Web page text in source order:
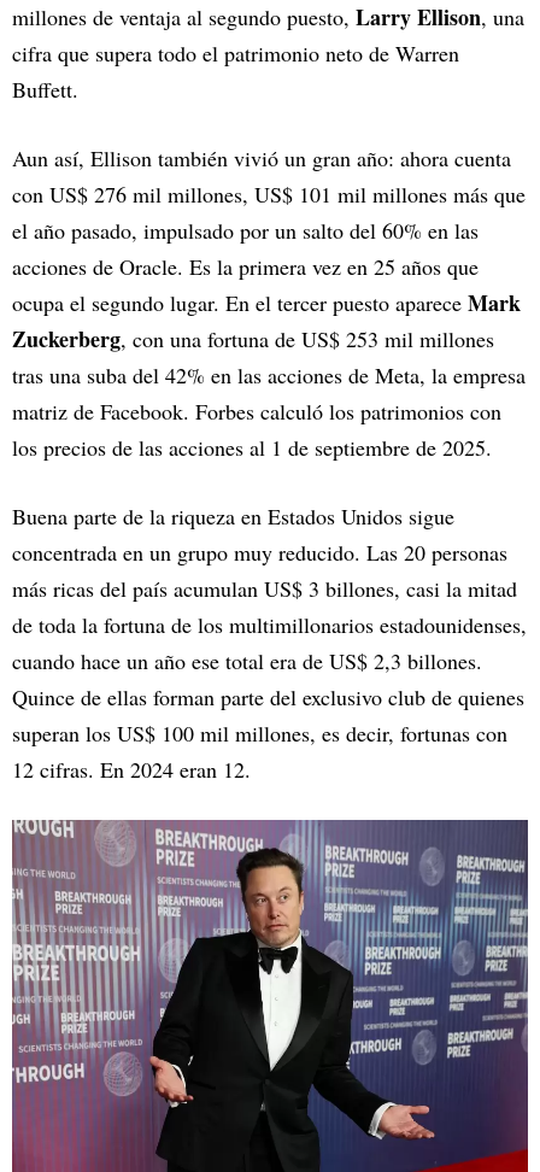
millones de ventaja al segundo puesto, Larry Ellison, una
cifra que supera todo el patrimonio neto de Warren
Buffett.
Aun así, Ellison también vivió un gran año: ahora cuenta
con US$ 276 mil millones, US$ 101 mil millones más que
el año pasado, impulsado por un salto del 60% en las
acciones de Oracle. Es la primera vez en 25 años que
ocupa el segundo lugar. En el tercer puesto aparece Mark
Zuckerberg, con una fortuna de US$ 253 mil millones
tras una suba del 42% en las acciones de Meta, la empresa
matriz de Facebook. Forbes calculó los patrimonios con
los precios de las acciones al 1 de septiembre de 2025.
Buena parte de la riqueza en Estados Unidos sigue
concentrada en un grupo muy reducido. Las 20 personas
más ricas del país acumulan US$ 3 billones, casi la mitad
de toda la fortuna de los multimillonarios estadounidenses,
cuando hace un año ese total era de US$ 2,3 billones.
Quince de ellas forman parte del exclusivo club de quienes
superan los US$ 100 mil millones, es decir, fortunas con
12 cifras. En 2024 eran 12.